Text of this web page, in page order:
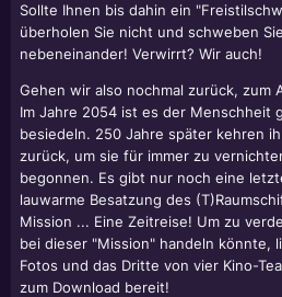
Sollte Ihnen bis dahin ein
überholen Sie nicht und schweben
nebeneinander! Verwirrt? Wir auch!
Gehen wir also nochmal zurück, zum
Im Jahre 2054 ist es der Menschheit
besiedeln. 250 Jahre später kehren
zurück, um sie für immer zu
begonnen. Es gibt nur noch eine
lauwarme Besatzung des
Mission ... Eine Zeitreise! Um zu
bei dieser "Mission" handeln könnte,
Fotos und das Dritte von vier Kino-
zum Download bereit!